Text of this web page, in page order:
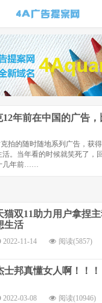
4A广告
提案网 |
广告小报
| 广告圈
那点事
12年前在中国的广告
拍的随时随地系列广告，获
。当年看的时候就笑死了，
几年前……
猫双11助力用户拿捏
生活
2022-11-14 阅读(5857)
士邦真懂女人啊！！！
2022-03-08 阅读(10946)